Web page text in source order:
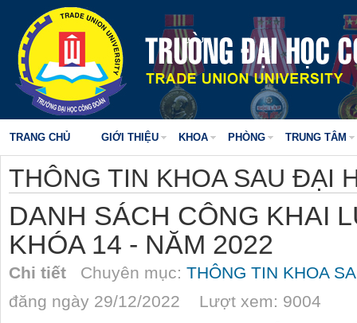
TRANG CHỦ GIỚI THIỆU KHOA PHÒNG TRUNG TÂM
THÔNG TIN KHOA SAU ĐẠI
DANH SÁCH CÔNG KHAI
KHÓA 14 - NĂM 2022
Chi tiết Chuyên mục: THÔNG TIN KHOA
đăng ngày 29/12/2022 Lượt xem: 9004